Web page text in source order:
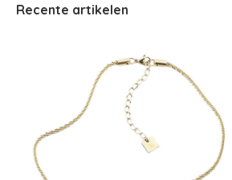
Recente artikelen